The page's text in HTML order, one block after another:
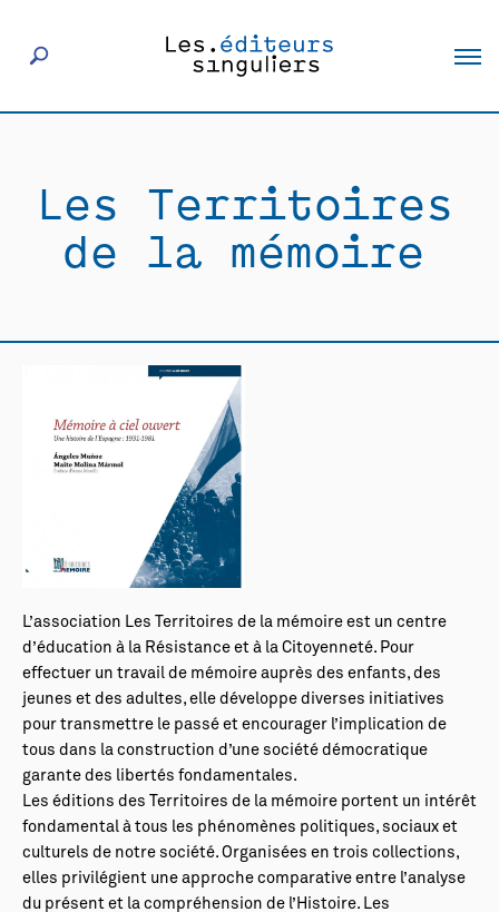
Éditeurs
Actualités
Les Territoires
de la mémoire
L’association Les Territoires de la mémoire est un centre
d’éducation à la Résistance et à la Citoyenneté. Pour
effectuer un travail de mémoire auprès des enfants, des
jeunes et des adultes, elle développe diverses initiatives
pour transmettre le passé et encourager l’implication de
tous dans la construction d’une société démocratique
garante des libertés fondamentales.
Les éditions des Territoires de la mémoire portent un intérêt
fondamental à tous les phénomènes politiques, sociaux et
culturels de notre société. Organisées en trois collections,
elles privilégient une approche comparative entre l’analyse
du présent et la compréhension de l’Histoire. Les